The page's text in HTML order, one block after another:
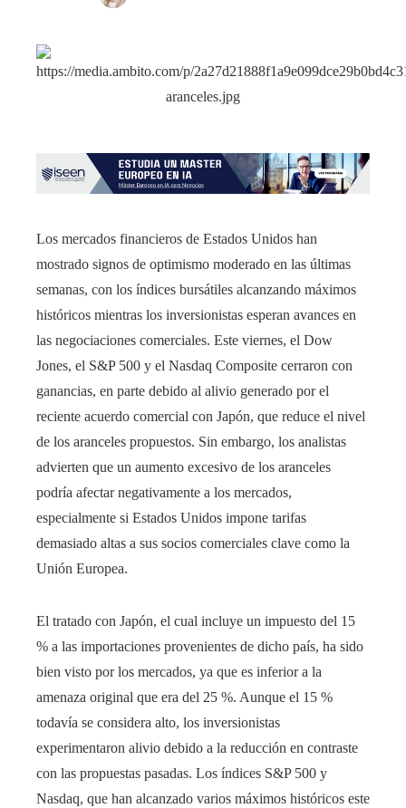
Los mercados financieros de Estados Unidos han
mostrado signos de optimismo moderado en las últimas
semanas, con los índices bursátiles alcanzando máximos
históricos mientras los inversionistas esperan avances en
las negociaciones comerciales. Este viernes, el Dow
Jones, el S&P 500 y el Nasdaq Composite cerraron con
ganancias, en parte debido al alivio generado por el
reciente acuerdo comercial con Japón, que reduce el nivel
de los aranceles propuestos. Sin embargo, los analistas
advierten que un aumento excesivo de los aranceles
podría afectar negativamente a los mercados,
especialmente si Estados Unidos impone tarifas
demasiado altas a sus socios comerciales clave como la
Unión Europea.
El tratado con Japón, el cual incluye un impuesto del 15
% a las importaciones provenientes de dicho país, ha sido
bien visto por los mercados, ya que es inferior a la
amenaza original que era del 25 %. Aunque el 15 %
todavía se considera alto, los inversionistas
experimentaron alivio debido a la reducción en contraste
con las propuestas pasadas. Los índices S&P 500 y
Nasdaq, que han alcanzado varios máximos históricos este